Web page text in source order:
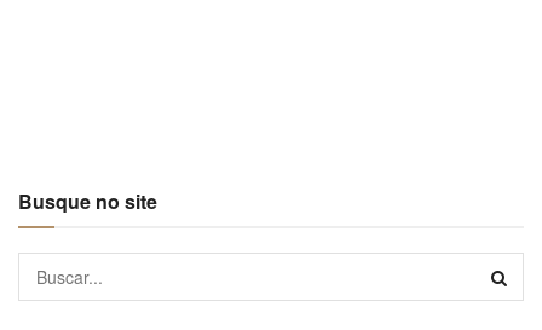
Busque no site